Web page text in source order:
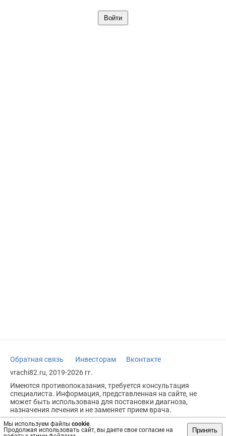
Мы используем файлы cookie.
Продолжая использовать сайт, вы даете свое согласие на
Принять
Обратная связь Инвесторам
Вконтакте
vrachi82.ru, 2019-2026 гг.
Имеются противопоказания, требуется консультация
специалиста. Информация, представленная на сайте, не
может быть использована для постановки диагноза,
назначения лечения и не заменяет прием врача.
Возрастное ограничение: 18+